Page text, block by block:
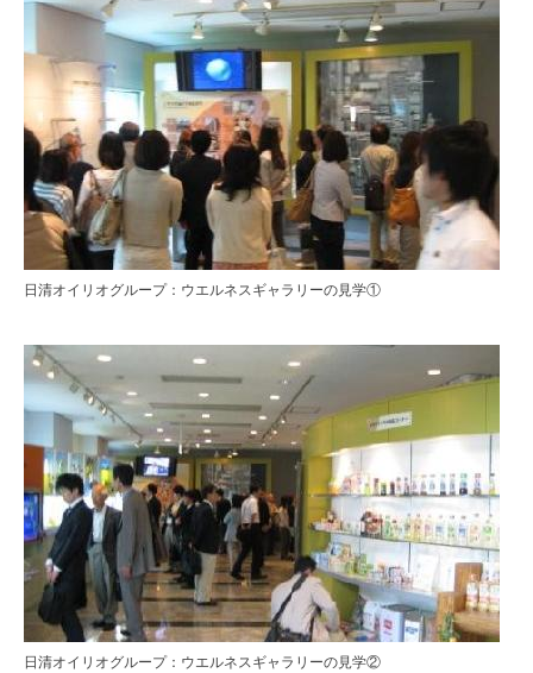
日清オイリオグループ：ウエルネスギャラリーの見学①
日清オイリオグループ：ウエルネスギャラリーの見学②